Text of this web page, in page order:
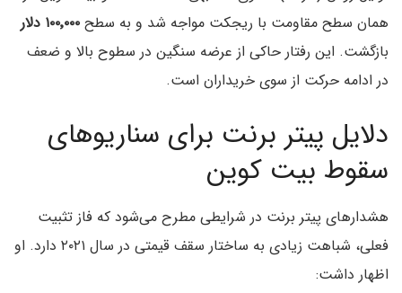
همان سطح مقاومت با ریجکت مواجه شد و به سطح ۱۰۰٬۰۰۰ دلار
بازگشت. این رفتار حاکی از عرضه سنگین در سطوح بالا و ضعف
در ادامه حرکت از سوی خریداران است.
دلایل پیتر برنت برای سناریوهای
سقوط بیت کوین
هشدارهای پیتر برنت در شرایطی مطرح می‌شود که فاز تثبیت
فعلی، شباهت زیادی به ساختار سقف قیمتی در سال ۲۰۲۱ دارد. او
اظهار داشت: